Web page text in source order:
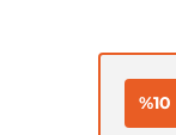
%10